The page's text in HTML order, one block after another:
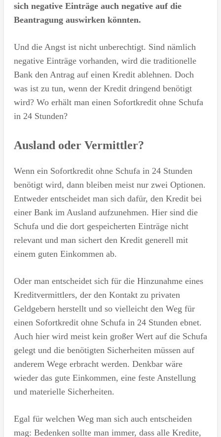
sich negative Einträge auch negative auf die
Beantragung auswirken könnten.
Und die Angst ist nicht unberechtigt. Sind nämlich
negative Einträge vorhanden, wird die traditionelle
Bank den Antrag auf einen Kredit ablehnen. Doch
was ist zu tun, wenn der Kredit dringend benötigt
wird? Wo erhält man einen Sofortkredit ohne Schufa
in 24 Stunden?
Ausland oder Vermittler?
Wenn ein Sofortkredit ohne Schufa in 24 Stunden
benötigt wird, dann bleiben meist nur zwei Optionen.
Entweder entscheidet man sich dafür, den Kredit bei
einer Bank im Ausland aufzunehmen. Hier sind die
Schufa und die dort gespeicherten Einträge nicht
relevant und man sichert den Kredit generell mit
einem guten Einkommen ab.
Oder man entscheidet sich für die Hinzunahme eines
Kreditvermittlers, der den Kontakt zu privaten
Geldgebern herstellt und so vielleicht den Weg für
einen Sofortkredit ohne Schufa in 24 Stunden ebnet.
Auch hier wird meist kein großer Wert auf die Schufa
gelegt und die benötigten Sicherheiten müssen auf
anderem Wege erbracht werden. Denkbar wäre
wieder das gute Einkommen, eine feste Anstellung
und materielle Sicherheiten.
Egal für welchen Weg man sich auch entscheiden
mag: Bedenken sollte man immer, dass alle Kredite,